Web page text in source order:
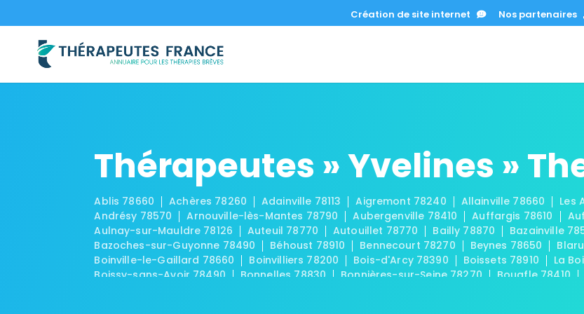
Création de site internet Nos partenaires
Thérapeutes » Yvelines »
Ablis 78660 Achères 78260 Adainville 78113 Aigremont 78240 Allainville 78660 Les
Andrésy 78570
Arnouville-lès-Mantes 78790 Aubergenville 78410 Auffargis 78610
Aulnay-sur-Mauldre 78126
Auteuil 78770 Autouillet 78770 Bailly 78870 Bazainville
Bazoches-sur-Guyonne 78490
Béhoust 78910 Bennecourt 78270 Beynes 78650
Boinville-le-Gaillard 78660
Boinvilliers 78200 Bois-d'Arcy 78390 Boissets 78910 La
Boissy-sans-Avoir 78490
Bonnelles 78830 Bonnières-sur-Seine 78270 Bouafle 78410